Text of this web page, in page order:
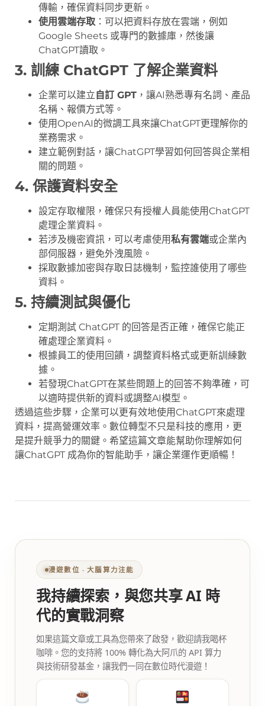
傳輸，確保資料同步更新。
使用雲端存取 ：可以把資料存放在雲端，例如
Google Sheets 或專門的數據庫，然後讓
ChatGPT讀取。
3. 訓練 ChatGPT 了解企業資料
企業可以建立自訂 GPT ，讓AI熟悉專有名詞、產品
名稱、報價方式等。
使用OpenAI的微調工具來讓ChatGPT更理解你的
業務需求。
建立範例對話，讓ChatGPT學習如何回答與企業相
關的問題。
4. 保護資料安全
設定存取權限，確保只有授權人員能使用ChatGPT
處理企業資料。
若涉及機密資訊，可以考慮使用私有雲端或企業內
部伺服器，避免外洩風險。
採取數據加密與存取日誌機制，監控誰使用了哪些
資料。
5. 持續測試與優化
定期測試 ChatGPT 的回答是否正確，確保它能正
確處理企業資料。
根據員工的使用回饋，調整資料格式或更新訓練數
據。
若發現ChatGPT在某些問題上的回答不夠準確，可
以適時提供新的資料或調整AI模型。
透過這些步驟，企業可以更有效地使用ChatGPT來處理
資料，提高營運效率。數位轉型不只是科技的應用，更
是提升競爭力的關鍵。希望這篇文章能幫助你理解如何
讓ChatGPT 成為你的智能助手，讓企業運作更順暢！
漫遊數位 ‧ 大腦算力注能
我持續探索，與您共享 AI 時
代的實戰洞察
如果這篇文章或工具為您帶來了啟發，歡迎請我喝杯
咖啡。您的支持將 100% 轉化為大阿爪的 API 算力
與技術研發基金，讓我們一同在數位時代漫遊！